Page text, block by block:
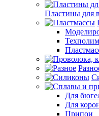
Пластины для
Для
Для
Припои